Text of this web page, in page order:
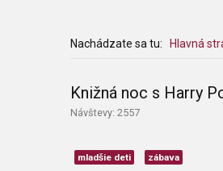
Nachádzate sa tu: Hlavná
Knižná noc s Harry
Návštevy: 2557
mladšie deti zábava